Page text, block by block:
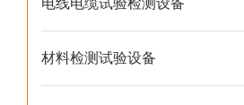
电线电缆试验检测设备
材料检测试验设备